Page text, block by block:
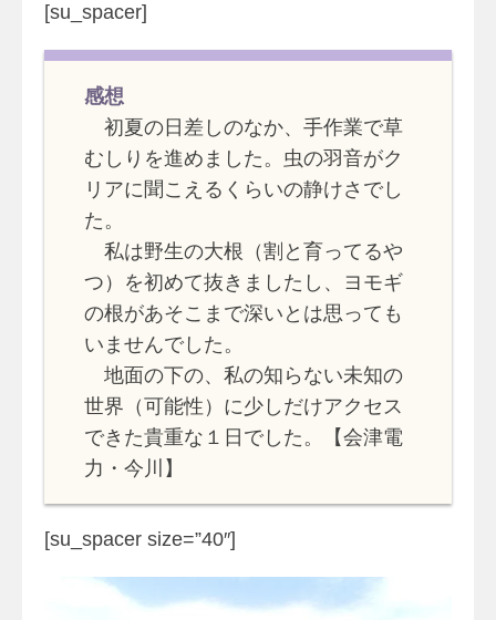
[su_spacer]
感想
初夏の日差しのなか、手作業で草
むしりを進めました。虫の羽音がク
リアに聞こえるくらいの静けさでし
た。
私は野生の大根（割と育ってるや
つ）を初めて抜きましたし、ヨモギ
の根があそこまで深いとは思っても
いませんでした。
地面の下の、私の知らない未知の
世界（可能性）に少しだけアクセス
できた貴重な１日でした。【会津電
力・今川】
[su_spacer size=”40″]